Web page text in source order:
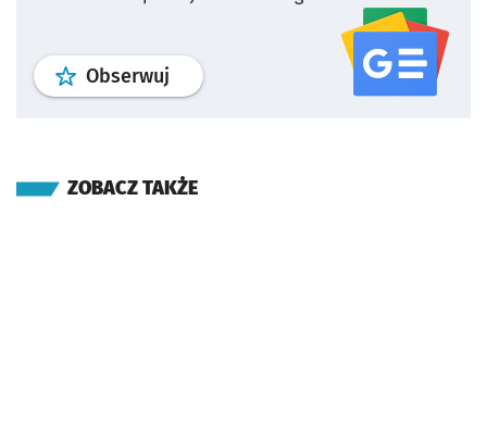
Obserwuj profil serwisu
ZOBACZ TAKŻE